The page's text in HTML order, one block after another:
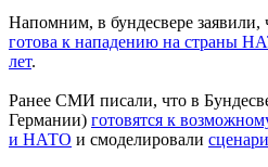
Напомним, в бундесвере заявили,
готова к нападению на страны
лет.
Ранее СМИ писали, что в
Германии) готовятся к
и НАТО и смоделировали